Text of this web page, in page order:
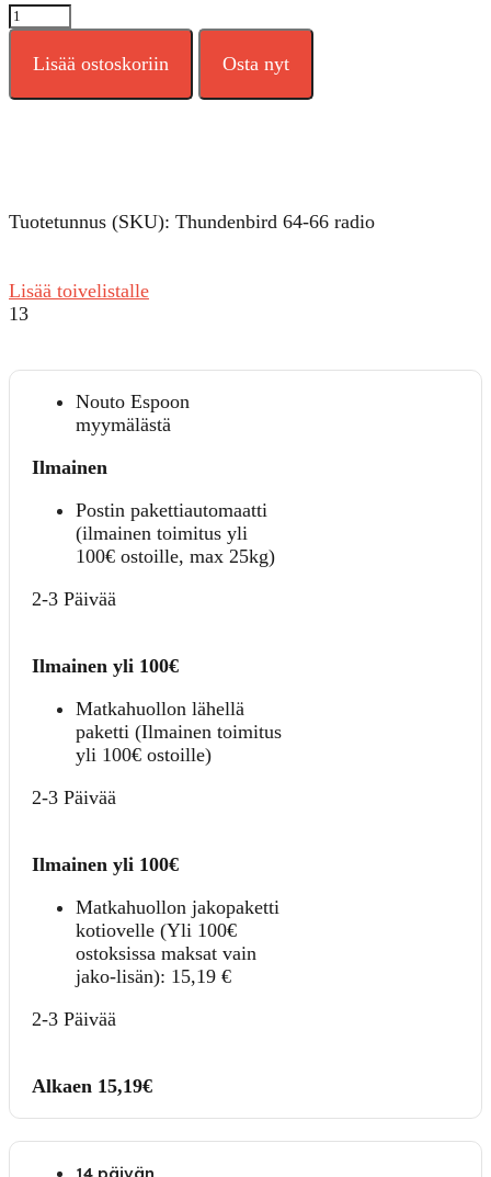
Retrosound
64-
radio
Lisää ostoskoriin Osta nyt
Tuotetunnus (SKU): Thundenbird 64-66 radio
Lisää toivelistalle
13
Nouto Espoon
myymälästä
Ilmainen
Postin pakettiautomaatti
(ilmainen toimitus yli
100€ ostoille, max 25kg)
2-3 Päivää
Ilmainen yli 100€
Matkahuollon lähellä
paketti (Ilmainen toimitus
yli 100€ ostoille)
2-3 Päivää
Ilmainen yli 100€
Matkahuollon jakopaketti
kotiovelle (Yli 100€
ostoksissa maksat vain
jako-lisän): 15,19 €
2-3 Päivää
Alkaen 15,19€
14 päivän